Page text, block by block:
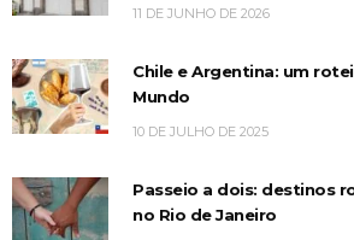
11 DE JUNHO DE 2026
Chile e Argentina: um
Mundo
10 DE JULHO DE 2025
Passeio a dois: destinos
no Rio de Janeiro